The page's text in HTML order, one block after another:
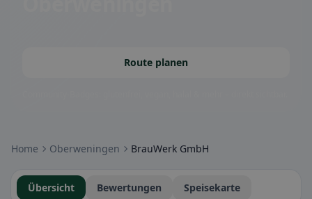
Route planen
Home Oberweningen BrauWerk GmbH
Übersicht Bewertungen Speisekarte